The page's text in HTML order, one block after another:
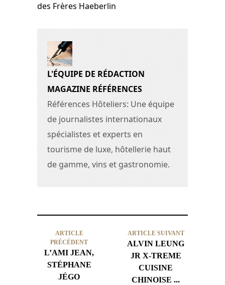
des Frères Haeberlin
L'ÉQUIPE DE RÉDACTION
MAGAZINE RÉFÉRENCES
Références Hôteliers: Une équipe
de journalistes internationaux
spécialistes et experts en
tourisme de luxe, hôtellerie haut
de gamme, vins et gastronomie.
ARTICLE
PRÉCÉDENT
L’AMI JEAN,
STÉPHANE
JÉGO
ARTICLE SUIVANT
ALVIN LEUNG
JR X-TREME
CUISINE
CHINOISE ...